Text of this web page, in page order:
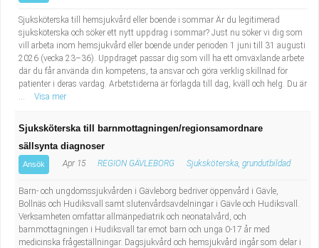
Sjuksköterska till hemsjukvård eller boende i sommar Är du legitimerad
sjuksköterska och söker ett nytt uppdrag i sommar? Just nu söker vi dig som
vill arbeta inom hemsjukvård eller boende under perioden 1 juni till 31 augusti
2026 (vecka 23–36). Uppdraget passar dig som vill ha ett omväxlande arbete
där du får använda din kompetens, ta ansvar och göra verklig skillnad för
patienter i deras vardag. Arbetstiderna är förlagda till dag, kväll och helg. Du är
...
Visa mer
Sjuksköterska till barnmottagningen/regionsamordnare
sällsynta diagnoser
Ansök Apr 15 REGION GÄVLEBORG Sjuksköterska, grundutbildad
Barn- och ungdomssjukvården i Gävleborg bedriver öppenvård i Gävle,
Bollnäs och Hudiksvall samt slutenvårdsavdelningar i Gävle och Hudiksvall.
Verksamheten omfattar allmänpediatrik och neonatalvård, och
barnmottagningen i Hudiksvall tar emot barn och unga 0-17 år med
medicinska frågeställningar. Dagsjukvård och hemsjukvård ingår som delar i